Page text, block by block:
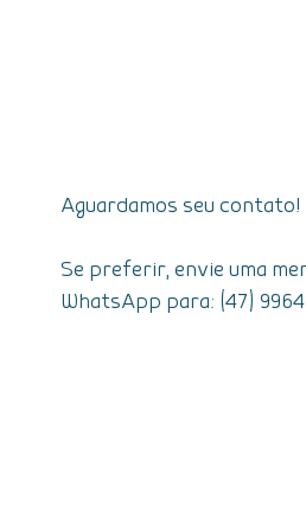
Aguardamos seu contato!
Se preferir, envie uma
WhatsApp para: (47)